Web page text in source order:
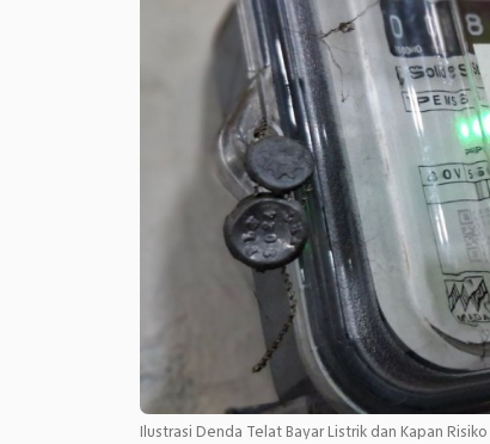
Ilustrasi Denda Telat Bayar Listrik dan Kapan